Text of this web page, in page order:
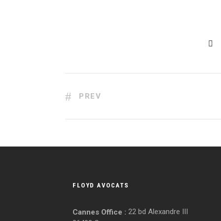
PREV
FLOYD AVOCATS
Cannes Office : 22 bd Alexandre III